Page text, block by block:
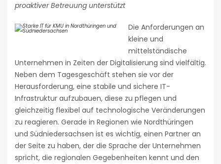
proaktiver Betreuung unterstützt
Die Anforderungen an
kleine und
mittelständische
Unternehmen in Zeiten der Digitalisierung sind vielfältig.
Neben dem Tagesgeschäft stehen sie vor der
Herausforderung, eine stabile und sichere IT-
Infrastruktur aufzubauen, diese zu pflegen und
gleichzeitig flexibel auf technologische Veränderungen
zu reagieren. Gerade in Regionen wie Nordthüringen
und Südniedersachsen ist es wichtig, einen Partner an
der Seite zu haben, der die Sprache der Unternehmen
spricht, die regionalen Gegebenheiten kennt und den